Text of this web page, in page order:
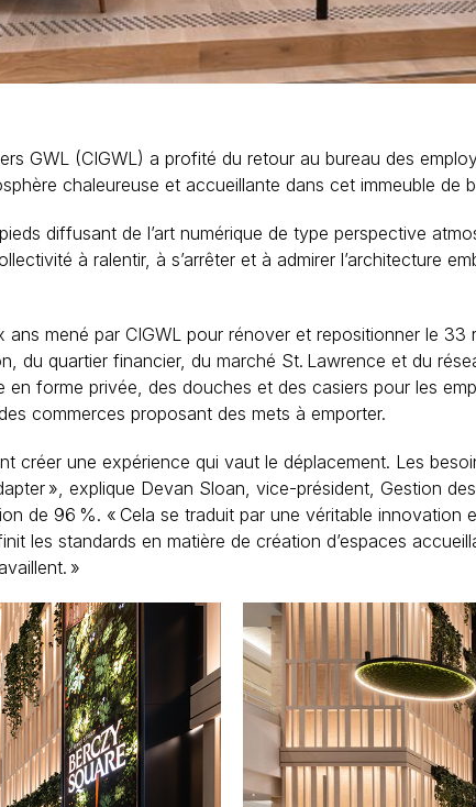
GWL (CIGWL) a profité du retour au bureau des
chaleureuse et accueillante dans cet immeuble de
diffusant de l’art numérique de type perspective
à ralentir, à s’arrêter et à admirer l’architecture
ans mené par CIGWL pour rénover et repositionner le
du quartier financier, du marché St. Lawrence et du
en forme privée, des douches et des casiers pour les
commerces proposant des mets à emporter.
créer une expérience qui vaut le déplacement. Les
», explique Devan Sloan, vice-président, Gestion
de 96 %. « Cela se traduit par une véritable innovation
les standards en matière de création d’espaces
»